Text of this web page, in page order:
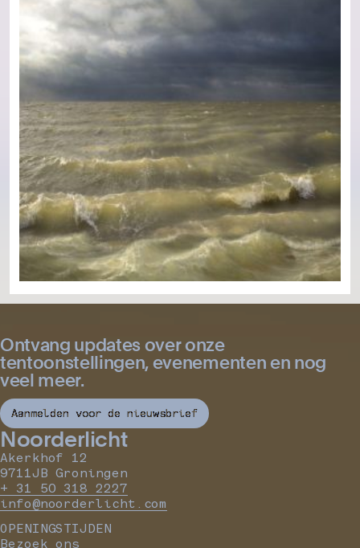
Ontvang updates over onze
tentoonstellingen, evenementen en nog
veel meer.
Aanmelden voor de nieuwsbrief
Noorderlicht
Akerkhof 12
9711JB Groningen
+ 31 50 318 2227
info@noorderlicht.com
OPENINGSTIJDEN
Bezoek ons